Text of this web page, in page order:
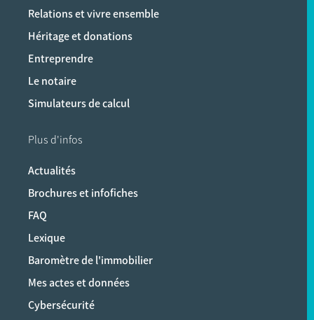
Relations et vivre ensemble
Héritage et donations
Entreprendre
Le notaire
Simulateurs de calcul
Plus d'infos
Actualités
Brochures et infofiches
FAQ
Lexique
Baromètre de l'immobilier
Mes actes et données
Cybersécurité